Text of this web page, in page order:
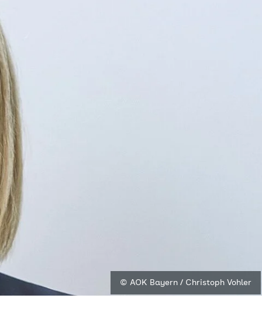
© AOK Bayern / Christoph Vohler